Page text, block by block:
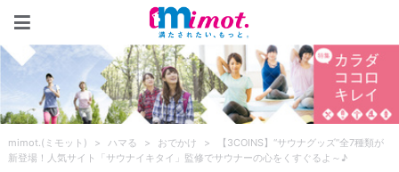
mimot.(ミモット) > ハマる > おでかけ >
【3COINS】“サウナグッズ”全7種類が
新登場！人気サイト「サウナイキタイ」監修でサウナーの心をくすぐるよ～♪